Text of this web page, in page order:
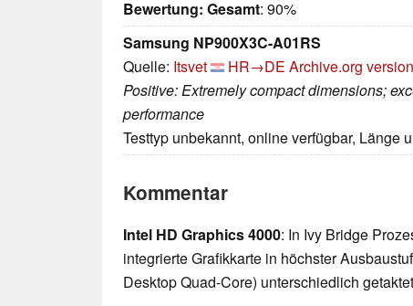
Bewertung: Gesamt: 90%
Samsung NP900X3C-A01RS
Quelle: Itsvet HR→DE Archive.org version
Positive: Extremely compact dimensions;
performance
Testtyp unbekannt, online verfügbar, Länge
Kommentar
Intel HD Graphics 4000: In Ivy Bridge
integrierte Grafikkarte in höchster
Desktop Quad-Core) unterschiedlich